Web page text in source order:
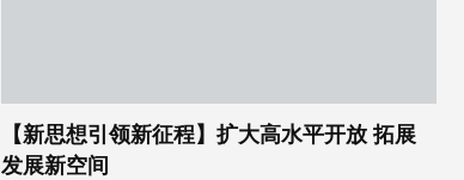
【新思想引领新征程】扩大高水平开放 拓展
发展新空间